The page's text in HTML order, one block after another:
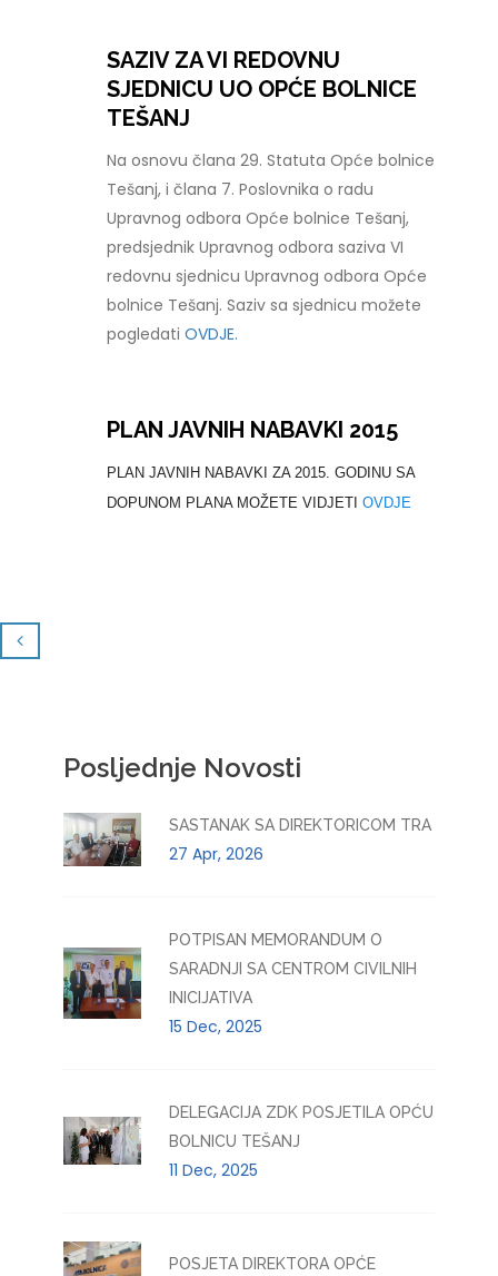
SAZIV ZA VI REDOVNU
SJEDNICU UO OPĆE BOLNICE
TEŠANJ
Na osnovu člana 29. Statuta Opće bolnice
Tešanj, i člana 7. Poslovnika o radu
Upravnog odbora Opće bolnice Tešanj,
predsjednik Upravnog odbora saziva VI
redovnu sjednicu Upravnog odbora Opće
bolnice Tešanj. Saziv sa sjednicu možete
pogledatiOVDJE.
PLAN JAVNIH NABAVKI 2015
PLAN JAVNIH NABAVKI ZA 2015. GODINU SA
DOPUNOM PLANA MOŽETE VIDJETIOVDJE
Posljednje Novosti
SASTANAK SA DIREKTORICOM TRA
27 Apr, 2026
POTPISAN MEMORANDUM O
SARADNJI SA CENTROM CIVILNIH
INICIJATIVA
15 Dec, 2025
DELEGACIJA ZDK POSJETILA OPĆU
BOLNICU TEŠANJ
11 Dec, 2025
POSJETA DIREKTORA OPĆE